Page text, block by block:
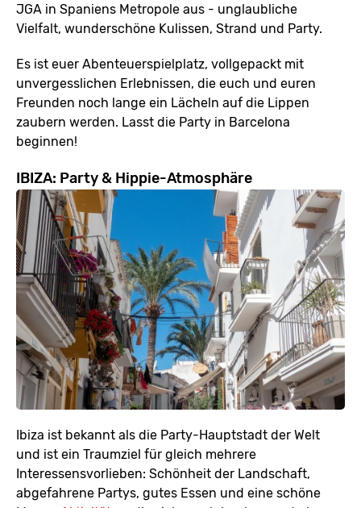
JGA in Spaniens Metropole aus - unglaubliche
Vielfalt, wunderschöne Kulissen, Strand und Party.
Es ist euer Abenteuerspielplatz, vollgepackt mit
unvergesslichen Erlebnissen, die euch und euren
Freunden noch lange ein Lächeln auf die Lippen
zaubern werden. Lasst die Party in Barcelona
beginnen!
IBIZA: Party & Hippie-Atmosphäre
Ibiza ist bekannt als die Party-Hauptstadt der Welt
und ist ein Traumziel für gleich mehrere
Interessensvorlieben: Schönheit der Landschaft,
abgefahrene Partys, gutes Essen und eine schöne